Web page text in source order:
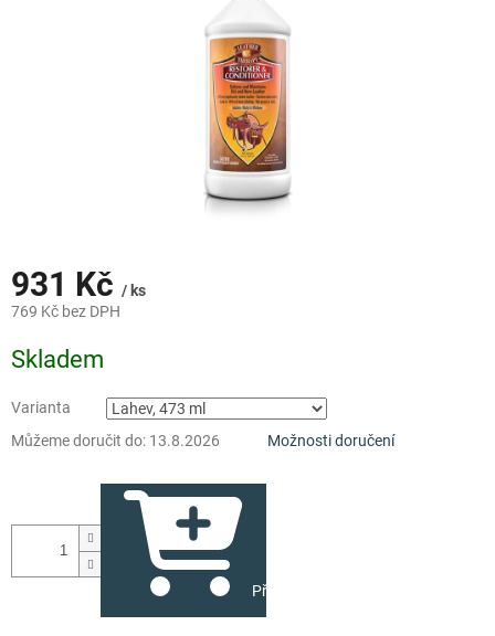
931 Kč / ks
769 Kč bez DPH
cena:
Skladem
Varianta
Můžeme doručit do: 13.8.2026 Možnosti doručení
Přidat do košíku